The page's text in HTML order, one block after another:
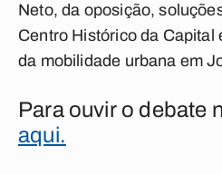
Neto, da oposição,
Centro Histórico da Capital
da mobilidade urbana em
Para ouvir o debate
aqui.